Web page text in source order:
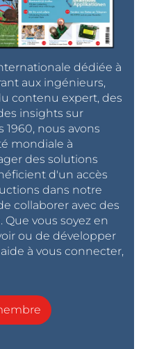
dédiée à
aux ingénieurs,
contenu expert, des
insights sur
1960, nous avons
mondiale à
des solutions
d'un accès
dans notre
collaborer avec des
vous soyez en
ou de développer
à vous connecter,